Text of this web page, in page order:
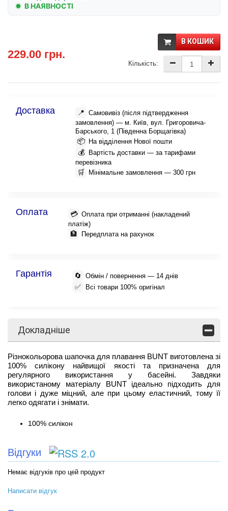
В НАЯВНОСТІ
229.00 грн.
В КОШИК
Кількість:
Доставка 📍 Самовивіз (після підтвердження
замовлення) — м. Київ, вул. Григоровича-
Барського, 1 (Південна Борщагівка)
📦 На відділення Нової пошти
💰
Вартість доставки — за тарифами
перевізника
🛒 Мінімальне замовлення — 300 грн
Оплата 💳 Оплата при отриманні (накладений
платіж)
🏦 Передплата на рахунок
Гарантія 🔄 Обмін / повернення — 14 днів
✅ Всі товари 100% оригінал
Докладніше
Різнокольорова шапочка для плавання BUNT виготовлена зі
100% силікону найвищої якості та призначена для
регулярного використання у басейні. Завдяки
використаному матеріалу BUNT ідеально підходить для
голови і дуже міцний, але при цьому еластичний, тому її
легко одягати і знімати.
100% силікон
Відгуки
Немає відгуків про цей продукт
Написати відгук